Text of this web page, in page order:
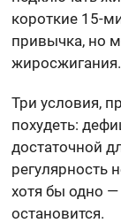
короткие 15-
привычка, но
жиросжигания.
Три условия,
похудеть:
достаточной
регулярность
хотя бы одно
остановится.